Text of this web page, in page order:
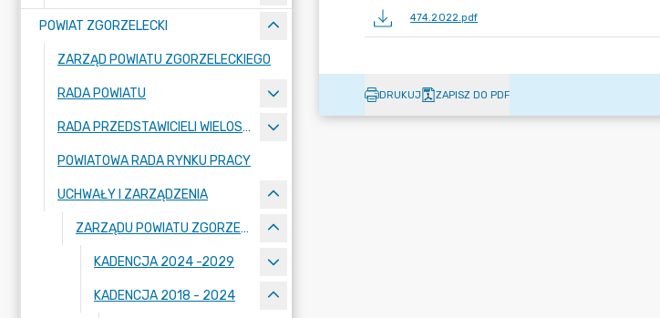
POWIAT ZGORZELECKI
ZARZĄD POWIATU ZGORZELECKIEGO
RADA POWIATU
RADA PRZEDSTAWICIELI WIELOSPECJALISTYCZNEGO ZESPOŁU OPIEKI ZDROWOTNEJ "BOLESŁAWIEC-ZGORZELEC" SAMODZIELNEGO PUBLICZNEGO ZAKŁADU OPIEKI ZDROWOTNEJ
POWIATOWA RADA RYNKU PRACY
UCHWAŁY I ZARZĄDZENIA
ZARZĄDU POWIATU ZGORZELECKIEGO
KADENCJA 2024 -2029
KADENCJA 2018 - 2024
474.2022.pdf
DRUKUJ ZAPISZ DO PDF